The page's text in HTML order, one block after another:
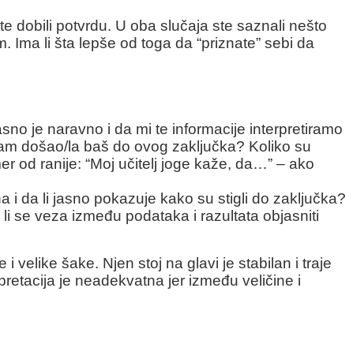
dobili potvrdu. U oba slučaja ste saznali nešto
li šta lepše od toga da “priznate” sebi da
je naravno i da mi te informacije interpretiramo
došao/la baš do ovog zaključka? Koliko su
od ranije: “Moj učitelj joge kaže, da…” – ako
i da li jasno pokazuje kako su stigli do zaključka?
se veza između podataka i razultata objasniti
velike šake. Njen stoj na glavi je stabilan i traje
je neadekvatna jer između veličine i